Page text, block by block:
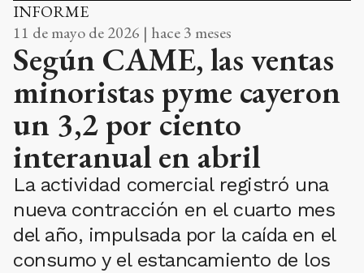
INFORME
11 de mayo de 2026 | hace 3 meses
Según CAME, las ventas
minoristas pyme cayeron
un 3,2 por ciento
interanual en abril
La actividad comercial registró una
nueva contracción en el cuarto mes
del año, impulsada por la caída en el
consumo y el estancamiento de los